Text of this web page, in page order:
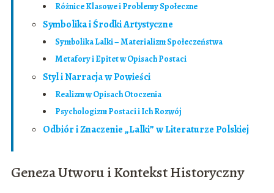
Różnice Klasowe i Problemy Społeczne
Symbolika i Środki Artystyczne
Symbolika Lalki – Materializm Społeczeństwa
Metafory i Epitet w Opisach Postaci
Styl i Narracja w Powieści
Realizm w Opisach Otoczenia
Psychologizm Postaci i Ich Rozwój
Odbiór i Znaczenie „Lalki” w Literaturze Polskiej
Geneza Utworu i Kontekst Historyczny